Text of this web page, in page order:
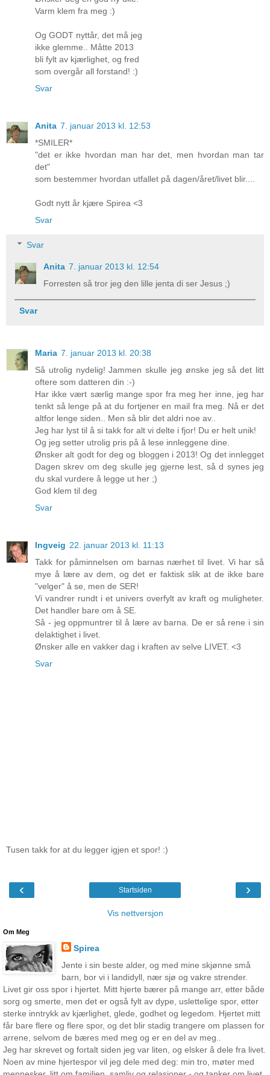
Varm klem fra meg :)
Og GODT nyttår, det må jeg
ikke glemme.. Måtte 2013
bli fylt av kjærlighet, og fred
som overgår all forstand! :)
Svar
Anita 7. januar 2013 kl. 12:53
*SMILER*
"det er ikke hvordan man har det, men hvordan man tar
det"
som bestemmer hvordan utfallet på dagen/året/livet blir....
Godt nytt år kjære Spirea <3
Svar
Svar
Anita 7. januar 2013 kl. 12:54
Forresten så tror jeg den lille jenta di ser Jesus ;)
Svar
Maria 7. januar 2013 kl. 20:38
Så utrolig nydelig! Jammen skulle jeg ønske jeg så det litt
oftere som datteren din :-)
Har ikke vært særlig mange spor fra meg her inne, jeg har
tenkt så lenge på at du fortjener en mail fra meg. Nå er det
altfor lenge siden.. Men så blir det aldri noe av..
Jeg har lyst til å si takk for alt vi delte i fjor! Du er helt unik!
Og jeg setter utrolig pris på å lese innleggene dine.
Ønsker alt godt for deg og bloggen i 2013! Og det innlegget
Dagen skrev om deg skulle jeg gjerne lest, så d synes jeg
du skal vurdere å legge ut her ;)
God klem til deg
Svar
Ingveig 22. januar 2013 kl. 11:13
Takk for påminnelsen om barnas nærhet til livet. Vi har så
mye å lære av dem, og det er faktisk slik at de ikke bare
"velger" å se, men de SER!
Vi vandrer rundt i et univers overfylt av kraft og muligheter.
Det handler bare om å SE.
Så - jeg oppmuntrer til å lære av barna. De er så rene i sin
delaktighet i livet.
Ønsker alle en vakker dag i kraften av selve LIVET. <3
Svar
Tusen takk for at du legger igjen et spor! :)
‹ ›
Startsiden
Vis nettversjon
Om Meg
Spirea
Jente i sin beste alder, og med mine skjønne små
barn, bor vi i landidyll, nær sjø og vakre strender.
Livet gir oss spor i hjertet. Mitt hjerte bærer på mange arr, etter både
sorg og smerte, men det er også fylt av dype, uslettelige spor, etter
sterke inntrykk av kjærlighet, glede, godhet og legedom. Hjertet mitt
får bare flere og flere spor, og det blir stadig trangere om plassen for
arrene, selvom de bæres med meg og er en del av meg..
Jeg har skrevet og fortalt siden jeg var liten, og elsker å dele fra livet.
Noen av mine hjertespor vil jeg dele med deg: min tro, møter med